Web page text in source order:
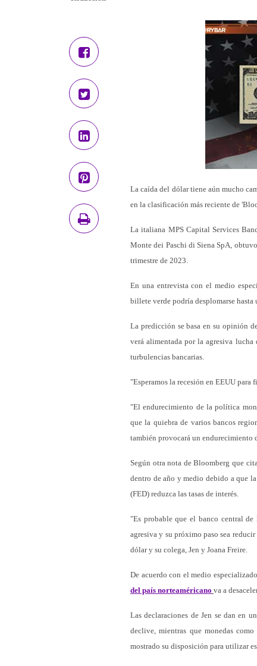
La caída del dólar tiene aún mucho
en la clasificación más reciente de
La italiana MPS Capital Services
Monte dei Paschi di Siena SpA,
trimestre de 2023.
En una entrevista con el medio
billete verde podría desplomarse hasta
La predicción se basa en su opinión
verá alimentada por la agresiva
turbulencias bancarias.
"Esperamos la recesión en EEUU
"El endurecimiento de la política
que la quiebra de varios bancos
también provocará un endurecimiento
Según otra nota de Bloomberg que
dentro de año y medio debido a que
(FED) reduzca las tasas de interés.
"Es probable que el banco central
agresiva y su próximo paso sea
dólar y su colega, Jen y Joana Freire.
De acuerdo con el medio
del país norteaméricano va a
Las declaraciones de Jen se dan en
declive, mientras que monedas como
mostrado su disposición para utilizar